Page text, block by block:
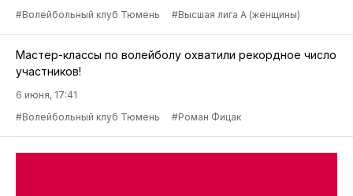
#Волейбольный клуб Тюмень
#Высшая лига А (женщины)
Мастер-классы по волейболу охватили рекордное число
участников!
6 июня, 17:41
#Волейбольный клуб Тюмень
#Роман Фицак